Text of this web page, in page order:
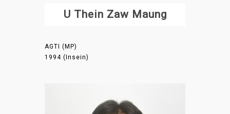
U Thein Zaw Maung
AGTI (MP)
1994 (Insein)